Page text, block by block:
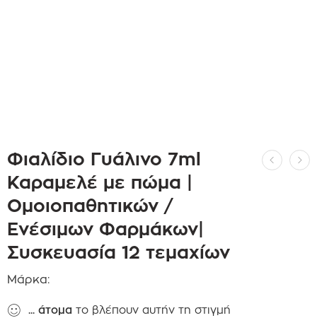
Φιαλίδιο Γυάλινο 7ml
Καραμελέ με πώμα |
Ομοιοπαθητικών /
Ενέσιμων Φαρμάκων|
Συσκευασία 12 τεμαχίων
Μάρκα:
... άτομα το βλέπουν αυτήν τη στιγμή